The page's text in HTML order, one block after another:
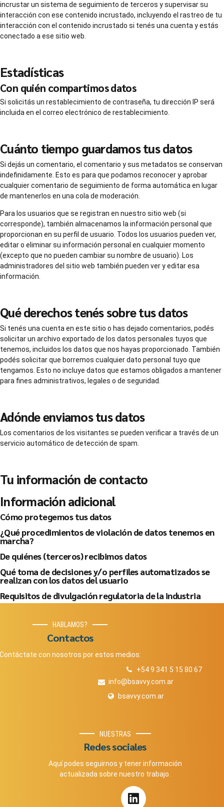
incrustar un sistema de seguimiento de terceros y supervisar su
interacción con ese contenido incrustado, incluyendo el rastreo de tu
interacción con el contenido incrustado si tenés una cuenta y estás
conectado a ese sitio web.
Estadísticas
Con quién compartimos datos
Si solicitás un restablecimiento de contraseña, tu dirección IP será
incluida en el correo electrónico de restablecimiento.
Cuánto tiempo guardamos tus datos
Si dejás un comentario, el comentario y sus metadatos se conservan
indefinidamente. Esto es para que podamos reconocer y aprobar
cualquier comentario de seguimiento de forma automática en lugar
de mantenerlos en una cola de moderación.
Para los usuarios que se registran en nuestro sitio web (si
corresponde), también almacenamos la información personal que
proporcionan en su perfil de usuario. Todos los usuarios pueden ver,
editar o eliminar su información personal en cualquier momento
(excepto que no pueden cambiar su nombre de usuario). Los
administradores del sitio web también pueden ver y editar esa
información.
Qué derechos tenés sobre tus datos
Si tenés una cuenta en este sitio o has dejado comentarios, podés
solicitar un archivo exportado de los datos personales tuyos que
tenemos, incluidos los datos que nos hayas proporcionado. También
podés solicitar que borremos cualquier dato personal tuyo que
tengamos. Esto no incluye datos que estamos obligados a mantener
para fines administrativos, legales o de seguridad.
Adónde enviamos tus datos
Los comentarios de los visitantes se pueden verificar a través de un
servicio automático de detección de spam.
Tu información de contacto
Información adicional
Cómo protegemos tus datos
¿Qué procedimientos de violación de datos tenemos en
marcha?
De quiénes (terceros) recibimos datos
Qué toma de decisiones y/o perfiles automatizados se
realizan con los datos del usuario
Requisitos de divulgación regulatoria de la industria
HABLAMOS?
Contactos
con nosotros por estos medios:
+54 9 341 5 15 80 67
info@bsavvy.com.ar
bsavvy.com.ar
NUESTRAS
Redes sociales
Aquí podes seguirnos y tener información
actualizada sobre nuestro trabajo.